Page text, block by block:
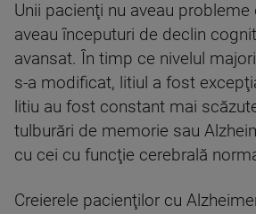
Unii pacienţi nu aveau
aveau începuturi de declin
avansat. În timp ce nivelul
s-a modificat, litiul a fost
litiu au fost constant mai
tulburări de memorie sau
cu cei cu funcţie cerebrală
Creierele pacienţilor cu